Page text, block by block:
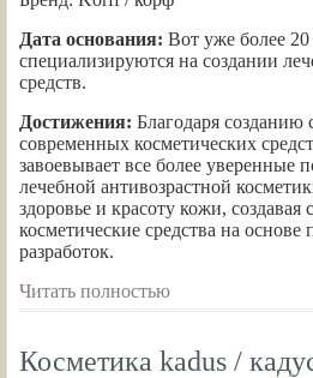
Дата основания: Вот уже более
специализируются на создании
средств.
Достижения: Благодаря
современных косметических
завоевывает все более уверенные
лечебной антивозрастной
здоровье и красоту кожи, создавая
косметические средства на
разработок.
Читать полностью
Косметика kadus /